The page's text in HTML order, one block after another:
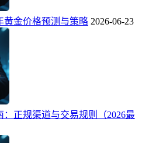
黄金价格预测与策略 2026-06-23
正规渠道与交易规则（2026最